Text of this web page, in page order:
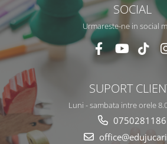
SOCIAL
Urmareste-ne in social
SUPORT
Luni - sambata intre orele
0750281186